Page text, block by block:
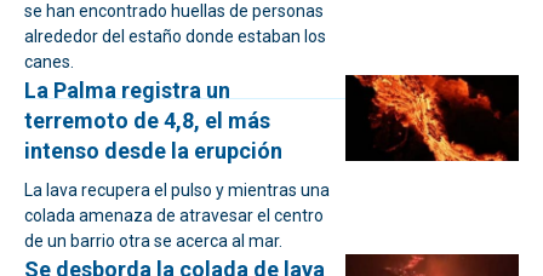
se han encontrado huellas de personas
alrededor del estaño donde estaban los
canes.
La Palma registra un
terremoto de 4,8, el más
intenso desde la erupción
La lava recupera el pulso y mientras una
colada amenaza de atravesar el centro
de un barrio otra se acerca al mar.
Se desborda la colada de lava